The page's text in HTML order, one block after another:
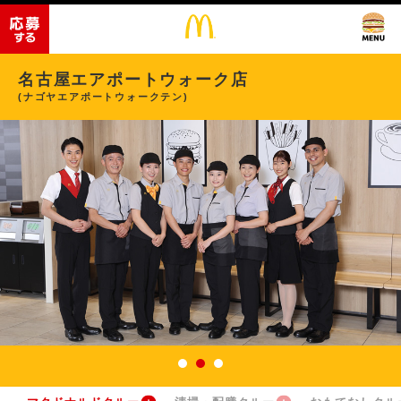
名古屋エアポートウォーク店
(ナゴヤエアポートウォークテン)